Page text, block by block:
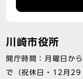
川崎市役所
開庁時間：月曜日か
で（祝休日・12月29